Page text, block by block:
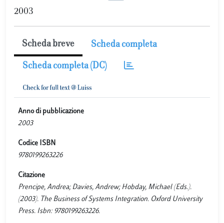
2003
Scheda breve Scheda completa
Scheda completa (DC)
Anno di pubblicazione
2003
Codice ISBN
9780199263226
Citazione
Prencipe, Andrea; Davies, Andrew; Hobday, Michael (Eds.).
(2003). The Business of Systems Integration. Oxford University
Press. Isbn: 9780199263226.